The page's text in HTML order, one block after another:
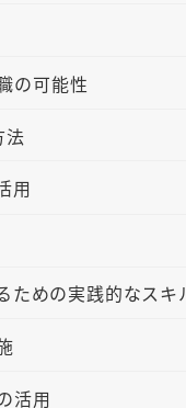
の可能性
法
用
ための実践的なスキ
活用